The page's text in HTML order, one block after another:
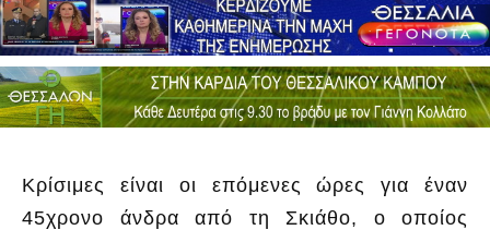
Κρίσιμες είναι οι επόμενες ώρες για έναν
45χρονο άνδρα από τη Σκιάθο, ο οποίος